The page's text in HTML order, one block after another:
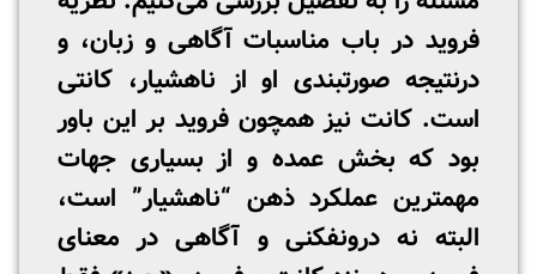
فروید در باب مناسبات آگاهی و زبان، و
درنتیجه صورتبندی او از ناهشیار، کانتی
است. کانت نیز همچون فروید بر این باور
بود که بخش عمده و از بسیاری جهات
مهمترین عملکرد ذهن “ناهشیار” است،
البته نه درونفکنی و آگاهی در معنای